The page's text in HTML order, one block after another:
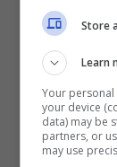
malate.
partire
Mentre la
persone
vaccinata
Store
Learn
Your
your device
data) may be
partners, or
may use